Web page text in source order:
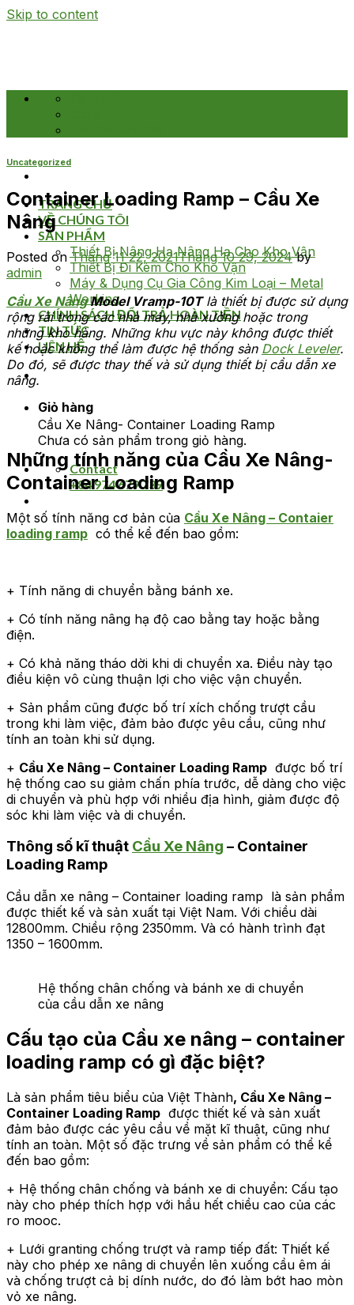
Skip to content
TRANG CHỦ
VỀ CHÚNG TÔI
SẢN PHẨM
Thiết Bị Nâng Hạ Nâng Hạ Cho Kho Vận
Thiết Bị Đi Kèm Cho Kho Vận
Máy & Dụng Cụ Gia Công Kim Loại – Metal
Working
CHÍNH SÁCH ĐỔI TRẢ HOÀN TIỀN
TIN TỨC
LIÊN HỆ
Giỏ hàng
Chưa có sản phẩm trong giỏ hàng.
Contact
+84 974 679 739
Uncategorized
Container Loading Ramp – Cầu Xe
Nâng
Posted onTháng 11 22, 2021Tháng 10 29, 2024by
admin
Cầu Xe NângModel Vramp-10Tlà thiết bị được sử dụng
rộng rãi trong các nhà máy, nhà xưởng hoặc trong
những kho hàng. Những khu vực này không được thiết
kế hoặc không thể làm được hệ thống sàn Dock Leveler.
Do đó, sẽ được thay thế và sử dụng thiết bị cầu dẫn xe
nâng.
Cầu Xe Nâng- Container Loading Ramp
Những tính năng của Cầu Xe Nâng-
Container Loading Ramp
Một số tính năng cơ bản của Cầu Xe Nâng – Contaier
loading ramp có thể kể đến bao gồm:
+ Tính năng di chuyển bằng bánh xe.
+ Có tính năng nâng hạ độ cao bằng tay hoặc bằng
điện.
+ Có khả năng tháo dời khi di chuyển xa. Điều này tạo
điều kiện vô cùng thuận lợi cho việc vận chuyển.
+ Sản phẩm cũng được bố trí xích chống trượt cầu
trong khi làm việc, đảm bảo được yêu cầu, cũng như
tính an toàn khi sử dụng.
+ Cầu Xe Nâng – Container Loading Ramp được bố trí
hệ thống cao su giảm chấn phía trước, dễ dàng cho việc
di chuyển và phù hợp với nhiều địa hình, giảm được độ
sóc khi làm việc và di chuyển.
Thông số kĩ thuật Cầu Xe Nâng – Container
Loading Ramp
Cầu dẫn xe nâng – Container loading ramp là sản phẩm
được thiết kế và sản xuất tại Việt Nam. Với chiều dài
12800mm. Chiều rộng 2350mm. Và có hành trình đạt
1350 – 1600mm.
Hệ thống chân chống và bánh xe di chuyển
của cầu dẫn xe nâng
Cấu tạo của Cầu xe nâng – container
loading ramp có gì đặc biệt?
Là sản phẩm tiêu biểu của Việt Thành, Cầu Xe Nâng –
Container Loading Ramp được thiết kế và sản xuất
đảm bảo được các yêu cầu về mặt kĩ thuật, cũng như
tính an toàn. Một số đặc trưng về sản phẩm có thể kể
đến bao gồm:
+ Hệ thống chân chống và bánh xe di chuyển: Cấu tạo
này cho phép thích hợp với hầu hết chiều cao của các
ro mooc.
+ Lưới granting chống trượt và ramp tiếp đất: Thiết kế
này cho phép xe nâng di chuyển lên xuống cầu êm ái
và chống trượt cả bị dính nước, do đó làm bớt hao mòn
vỏ xe nâng.